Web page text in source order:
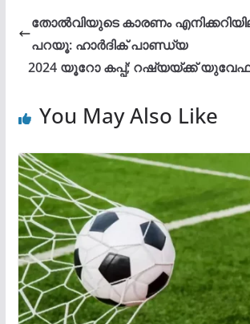
തോല്‍വിയുടെ കാരണം
പറയൂ: ഹാർദിക് പാണ്ഡ്യ
2024 യൂറോ കപ്പ്; റഷ്യയ്ക്ക്
You May Also Like